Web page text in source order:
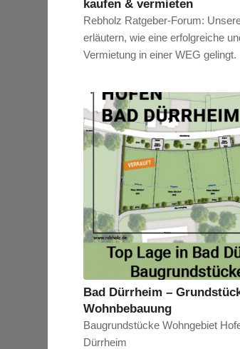
kaufen & vermieten
Rebholz Ratgeber-Forum:
erläutern, wie eine erfolgreiche
Vermietung in einer WEG gelingt.
Bad Dürrheim –
Wohnbebauung
Baugrundstücke Wohngebiet
Dürrheim